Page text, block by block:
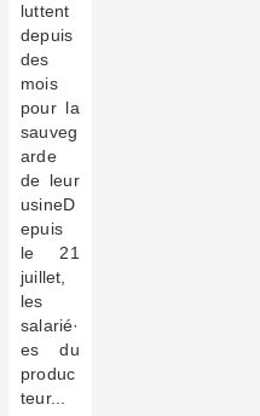
luttent
depuis
des
mois
pour la
sauveg
arde
de leur
usineD
epuis
le 21
juillet,
les
salarié·
es du
produc
teur...